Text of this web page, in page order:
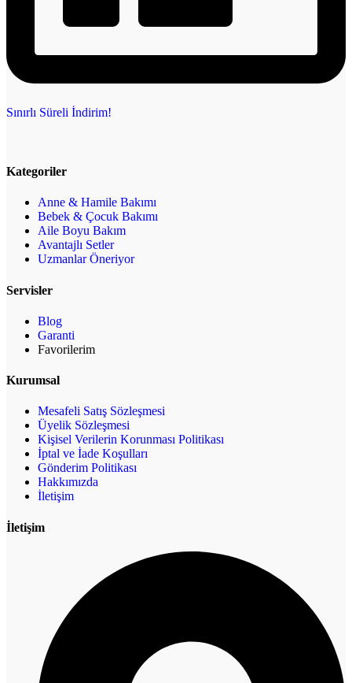
Sınırlı Süreli İndirim!
Kategoriler
Anne & Hamile Bakımı
Bebek & Çocuk Bakımı
Aile Boyu Bakım
Avantajlı Setler
Uzmanlar Öneriyor
Servisler
Blog
Garanti
Favorilerim
Kurumsal
Mesafeli Satış Sözleşmesi
Üyelik Sözleşmesi
Kişisel Verilerin Korunması Politikası
İptal ve İade Koşulları
Gönderim Politikası
Hakkımızda
İletişim
İletişim